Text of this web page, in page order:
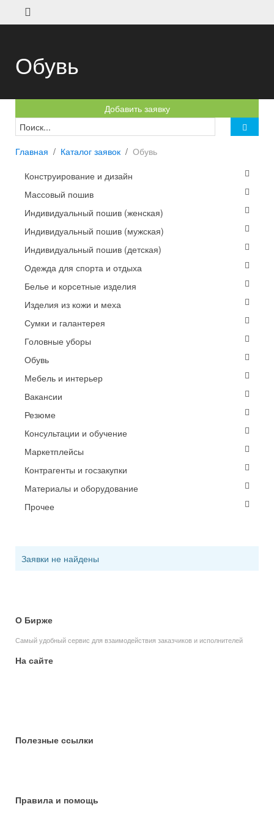
Обувь
Добавить заявку
Главная Каталог заявок
Обувь
Конструирование и дизайн
Массовый пошив
Индивидуальный пошив (женская)
Индивидуальный пошив (мужская)
Индивидуальный пошив (детская)
Одежда для спорта и отдыха
Белье и корсетные изделия
Изделия из кожи и меха
Сумки и галантерея
Головные уборы
Обувь
Мебель и интерьер
Вакансии
Резюме
Консультации и обучение
Маркетплейсы
Контрагенты и госзакупки
Материалы и оборудование
Прочее
Заявки не найдены
О Бирже
Самый удобный сервис для взаимодействия заказчиков и исполнителей
На сайте
Полезные ссылки
Правила и помощь